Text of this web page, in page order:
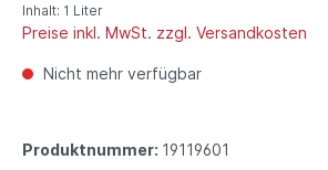
Inhalt: 1 Liter
Preise inkl. MwSt. zzgl. Versandkosten
Nicht mehr verfügbar
Produktnummer: 19119601